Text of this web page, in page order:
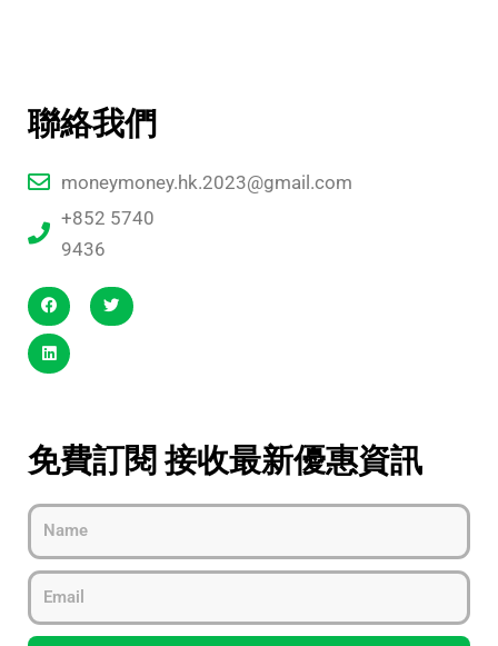
聯絡我們
moneymoney.hk.2023@gmail.com
+852 5740
9436
免費訂閱 接收最新優惠資訊
Name
Email